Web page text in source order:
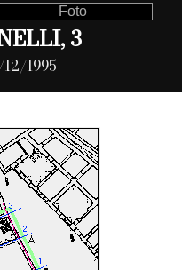
Foto
3
1995